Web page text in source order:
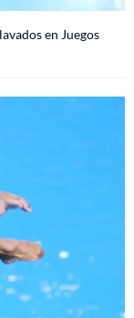
en Juegos